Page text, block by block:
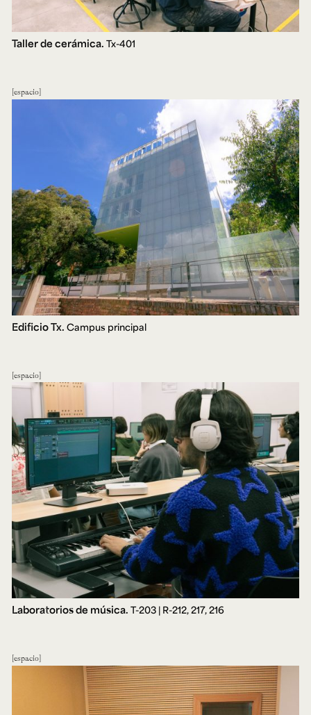
Taller de cerámica. Tx-401
espacio
Edificio Tx. Campus principal
espacio
Laboratorios de música. T-203 | R-212, 217, 216
espacio